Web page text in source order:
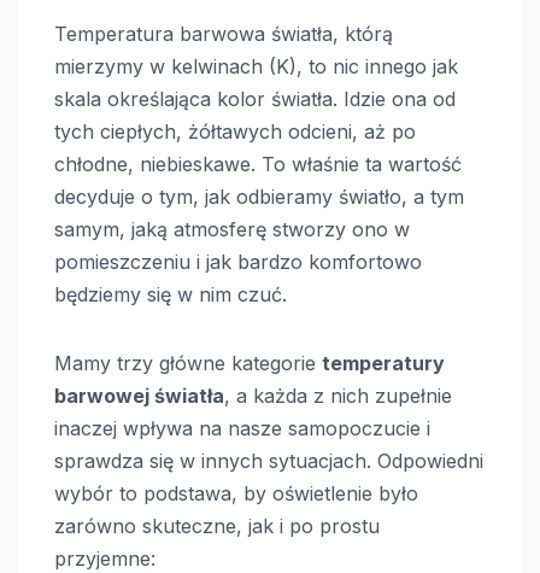
Temperatura barwowa światła, którą
mierzymy w kelwinach (K), to nic innego jak
skala określająca kolor światła. Idzie ona od
tych ciepłych, żółtawych odcieni, aż po
chłodne, niebieskawe. To właśnie ta wartość
decyduje o tym, jak odbieramy światło, a tym
samym, jaką atmosferę stworzy ono w
pomieszczeniu i jak bardzo komfortowo
będziemy się w nim czuć.
Mamy trzy główne kategorie temperatury
barwowej światła, a każda z nich zupełnie
inaczej wpływa na nasze samopoczucie i
sprawdza się w innych sytuacjach. Odpowiedni
wybór to podstawa, by oświetlenie było
zarówno skuteczne, jak i po prostu
przyjemne: